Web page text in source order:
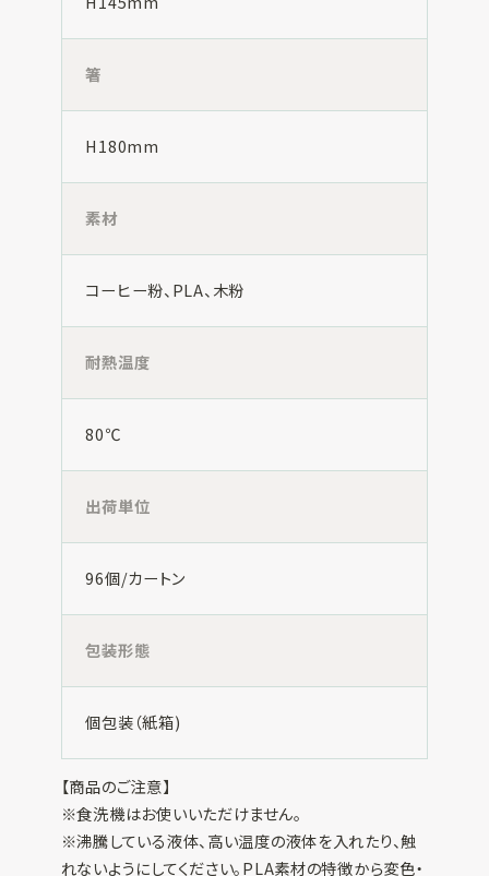
箸
H180mm
素材
コーヒー粉、PLA、木粉
耐熱温度
80℃
出荷単位
96個/カートン
包装形態
個包装（紙箱)
【商品のご注意】
※食洗機はお使いいただけません。
※沸騰している液体、高い温度の液体を入れたり、触
れないようにしてください。PLA素材の特徴から変色・